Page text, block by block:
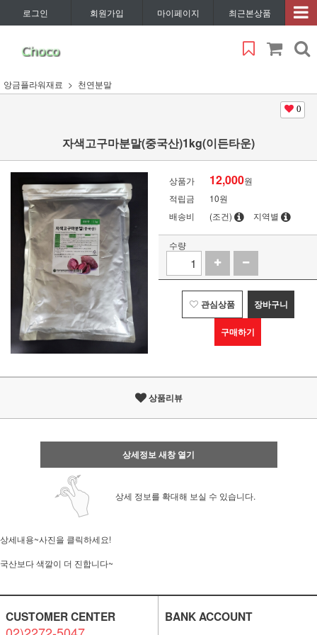
로그인 회원가입 마이페이지 최근본상품
앙금플라워재료 천연분말
0
자색고구마분말(중국산)1kg(이든타운)
상품가 12,000원
적립금
10원
배송비
(조건) 지역별
수량
관심상품 장바구니
구매하기
상품리뷰
상세정보 새창 열기
상세 정보를 확대해 보실 수 있습니다.
상세내용~사진을 클릭하세요!
국산보다 색깔이 더 진합니다~
CUSTOMER CENTER BANK ACCOUNT